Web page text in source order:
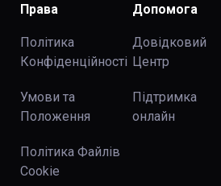
Права
Політика
Конфіденційності
Умови та
Положення
Політика Файлів
Cookie
Допомога
Довідковий
Центр
Підтримка
онлайн